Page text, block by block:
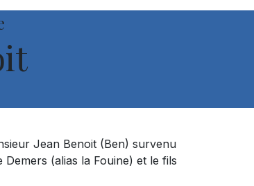
Jean Benoit (Ben) survenu
Demers (alias la Fouine) et le fils